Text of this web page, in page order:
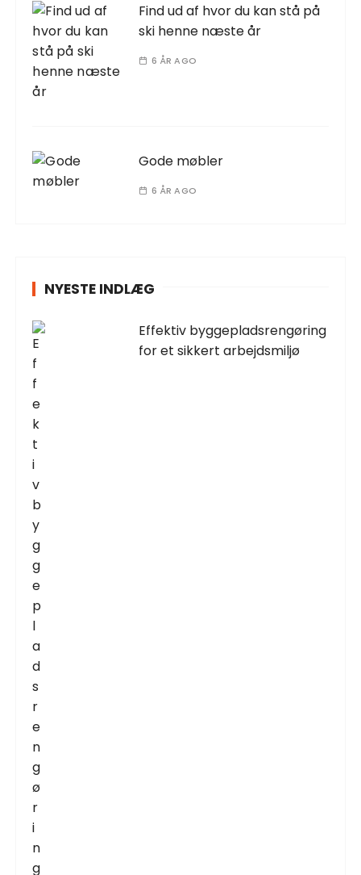
Find ud af hvor du kan stå på
ski henne næste år
6 ÅR AGO
Gode møbler
6 ÅR AGO
NYESTE INDLÆG
Effektiv byggepladsrengøring
for et sikkert arbejdsmiljø